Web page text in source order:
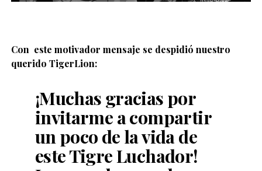
Con este motivador mensaje se despidió nuestro
querido TigerLion:
¡Muchas gracias por
invitarme a compartir
un poco de la vida de
este Tigre Luchador!